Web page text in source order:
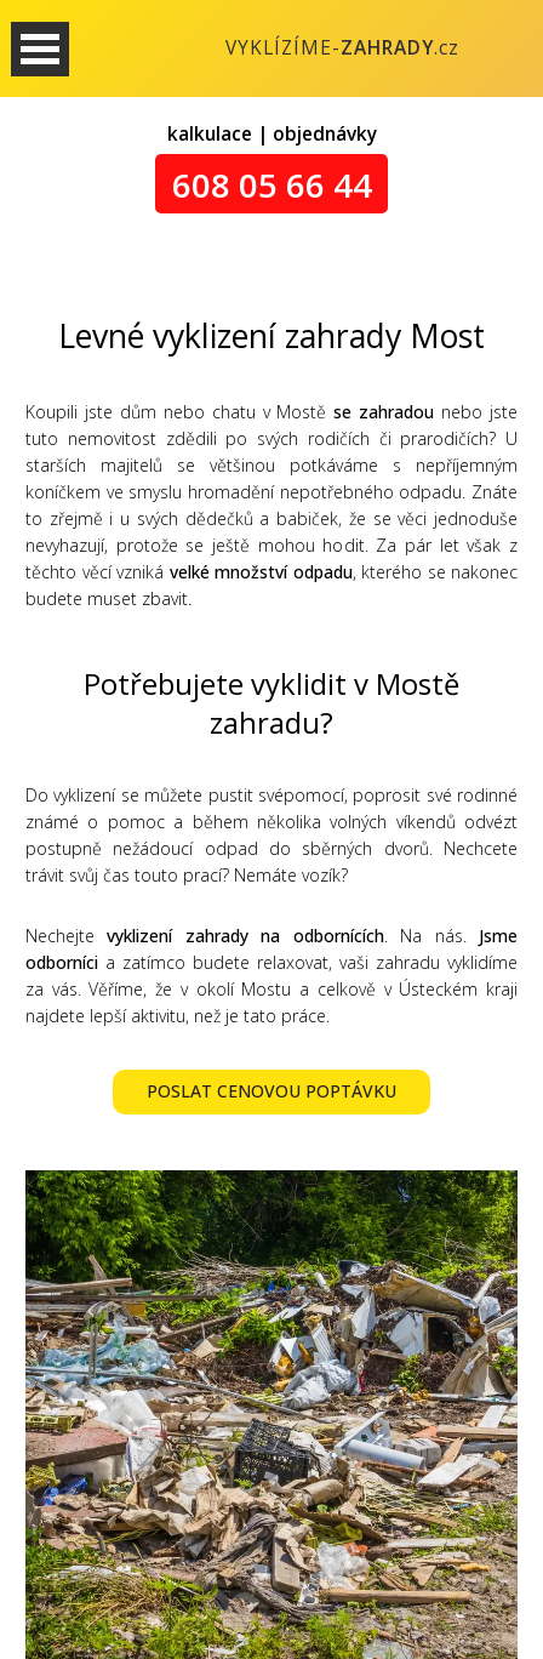
VYKLÍZÍME-ZAHRADY.cz
kalkulace | objednávky
608 05 66 44
Levné vyklizení zahrady Most
Koupili jste dům nebo chatu v Mostěse zahradou nebo jste
tuto nemovitost zdědili po svých rodičích či prarodičích? U
starších majitelů se většinou potkáváme s nepříjemným
koníčkem ve smyslu hromadění nepotřebného odpadu. Znáte
to zřejmě i u svých dědečků a babiček, že se věci jednoduše
nevyhazují, protože se ještě mohou hodit. Za pár let však z
těchto věcí vzniká velké množství odpadu, kterého se nakonec
budete muset zbavit.
Potřebujete vyklidit v Mostě
zahradu?
Do vyklizení se můžete pustit svépomocí, poprosit své rodinné
známé o pomoc a během několika volných víkendů odvézt
postupně nežádoucí odpad do sběrných dvorů. Nechcete
trávit svůj čas touto prací? Nemáte vozík?
Nechejtevyklizení zahrady na odbornících. Na nás. Jsme
odborníci a zatímco budete relaxovat, vaši zahradu vyklidíme
za vás. Věříme, že v okolí Mostu a celkově v Ústeckém kraji
najdete lepší aktivitu, než je tato práce.
POSLAT CENOVOU POPTÁVKU